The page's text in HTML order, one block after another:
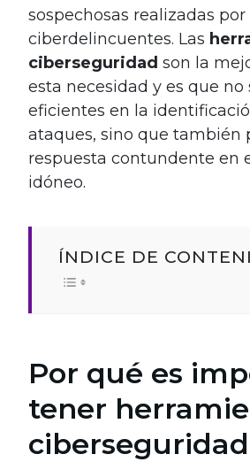
sospechosas realizadas
ciberdelincuentes. Las
ciberseguridad son la
esta necesidad y es que no
eficientes en la
ataques, sino que también
respuesta contundente en
idóneo.
ÍNDICE DE
Por qué es
tener
ciberseguridad